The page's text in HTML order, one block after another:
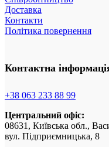
Доставка
Контакти
Політика повернення
Контактна
+38 063 233 88 99
Центральний офіс:
08631, Київська обл.,
вул. Підприємницька, 8